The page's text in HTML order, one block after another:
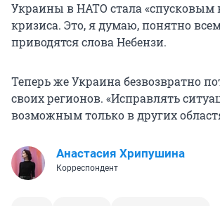
Украины в НАТО стала «спусковым
кризиса. Это, я думаю, понятно
приводятся слова Небензи.
Теперь же Украина безвозвратно
своих регионов. «Исправлять
возможным только в других
Анастасия Хрипушина
Корреспондент